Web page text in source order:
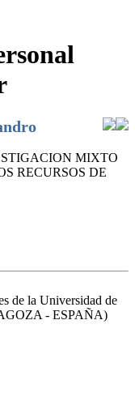
MIXTO
RECURSOS DE
de la Universidad de
- ESPAÑA)